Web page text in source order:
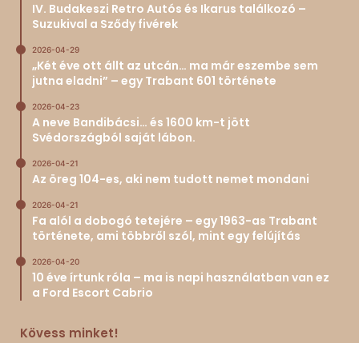
IV. Budakeszi Retro Autós és Ikarus találkozó –
Suzukival a Sződy fivérek
2026-04-29
„Két éve ott állt az utcán… ma már eszembe sem
jutna eladni” – egy Trabant 601 története
2026-04-23
A neve Bandibácsi… és 1600 km-t jött
Svédországból saját lábon.
2026-04-21
Az öreg 104-es, aki nem tudott nemet mondani
2026-04-21
Fa alól a dobogó tetejére – egy 1963-as Trabant
története, ami többről szól, mint egy felújítás
2026-04-20
10 éve írtunk róla – ma is napi használatban van ez
a Ford Escort Cabrio
Kövess minket!